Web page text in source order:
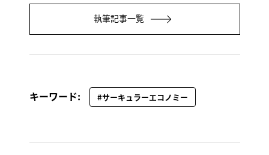
執筆記事一覧
キーワード: #サーキュラーエコノミー